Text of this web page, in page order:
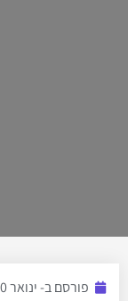
פורסם ב- ינואר 20, 2025